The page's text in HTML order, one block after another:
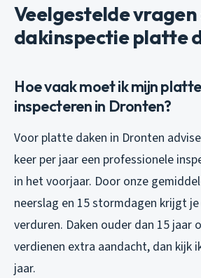
Veelgestelde
dakinspectie platte
Hoe vaak moet ik mijn
inspecteren in Dronten?
Voor platte daken in Dronten
keer per jaar een professionele
in het voorjaar. Door onze
neerslag en 15 stormdagen krijgt
verduren. Daken ouder dan 15 jaar
verdienen extra aandacht, dan kijk
jaar.